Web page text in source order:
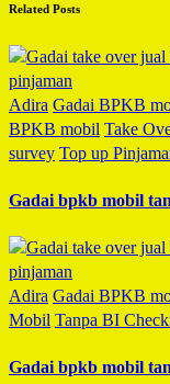
Related Posts
Adira Gadai BPKB
BPKB mobil Take
survey Top up
Gadai bpkb mobil
Adira Gadai BPKB
Mobil Tanpa BI
Gadai bpkb mobil